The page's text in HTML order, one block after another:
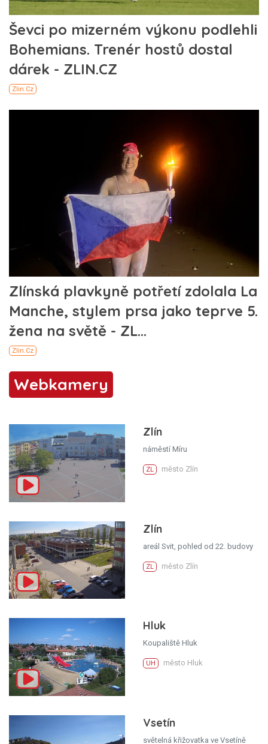
Webkamery
Zlín
náměstí Míru
ZL město Zlín
Zlín
areál Svit, pohled od 22. budovy
ZL město Zlín
Hluk
Koupaliště Hluk
UH město Hluk
Vsetín
světelná křižovatka ve Vsetíně